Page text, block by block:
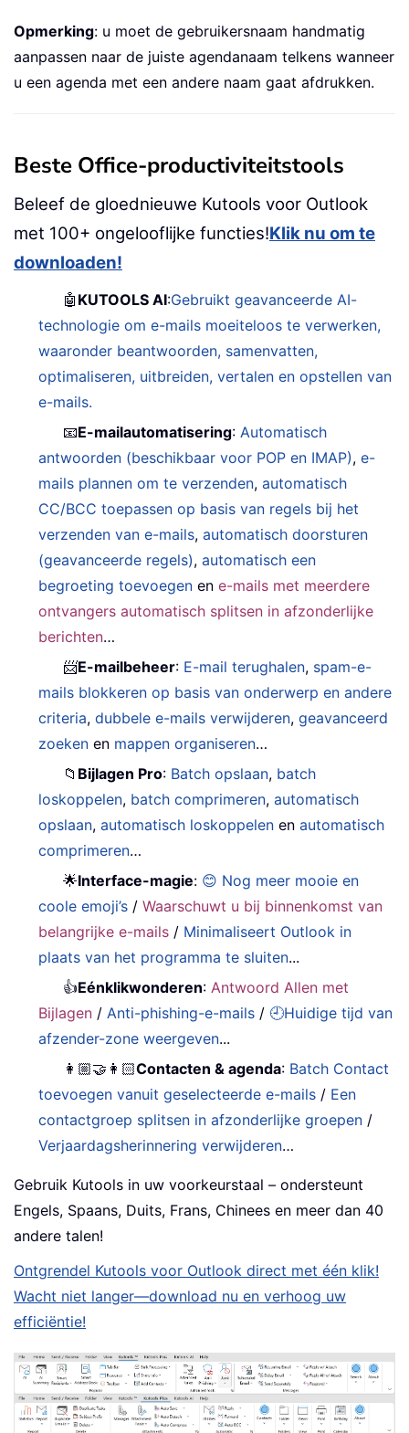
Opmerking: u moet de gebruikersnaam handmatig
aanpassen naar de juiste agendanaam telkens wanneer
u een agenda met een andere naam gaat afdrukken.
Beste Office-productiviteitstools
Beleef de gloednieuwe Kutools voor Outlook
met 100+ ongelooflijke functies!Klik nu om te
downloaden!
🤖 KUTOOLS AI:Gebruikt geavanceerde AI-
technologie om e-mails moeiteloos te verwerken,
waaronder beantwoorden, samenvatten,
optimaliseren, uitbreiden, vertalen en opstellen van
e-mails.
📧E-mailautomatisering:Automatisch
antwoorden (beschikbaar voor POP en IMAP),e-
mails plannen om te verzenden,automatisch
CC/BCC toepassen op basis van regels bij het
verzenden van e-mails,automatisch doorsturen
(geavanceerde regels),automatisch een
begroeting toevoegen ene-mails met meerdere
ontvangers automatisch splitsen in afzonderlijke
berichten…
📨E-mailbeheer: E-mail terughalen, spam-e-
mails blokkeren op basis van onderwerp en andere
criteria,dubbele e-mails verwijderen,geavanceerd
zoeken en mappen organiseren…
📁 Bijlagen Pro: Batch opslaan, batch
loskoppelen, batch comprimeren,automatisch
opslaan,automatisch loskoppelen enautomatisch
comprimeren…
🌟Interface-magie: 😊 Nog meer mooie en
coole emoji’s /Waarschuwt u bij binnenkomst van
belangrijke e-mails / Minimaliseert Outlook in
plaats van het programma te sluiten...
👍Eénklikwonderen:Antwoord Allen met
Bijlagen /Anti-phishing-e-mails / 🕘Huidige tijd van
afzender-zone weergeven...
👩🏼‍🤝‍👩🏻Contacten & agenda: Batch Contact
toevoegen vanuit geselecteerde e-mails / Een
contactgroep splitsen in afzonderlijke groepen /
Verjaardagsherinnering verwijderen…
Gebruik Kutools in uw voorkeurstaal – ondersteunt
Engels, Spaans, Duits, Frans, Chinees en meer dan 40
andere talen!
Ontgrendel Kutools voor Outlook direct met één klik!
Wacht niet langer—download nu en verhoog uw
efficiëntie!